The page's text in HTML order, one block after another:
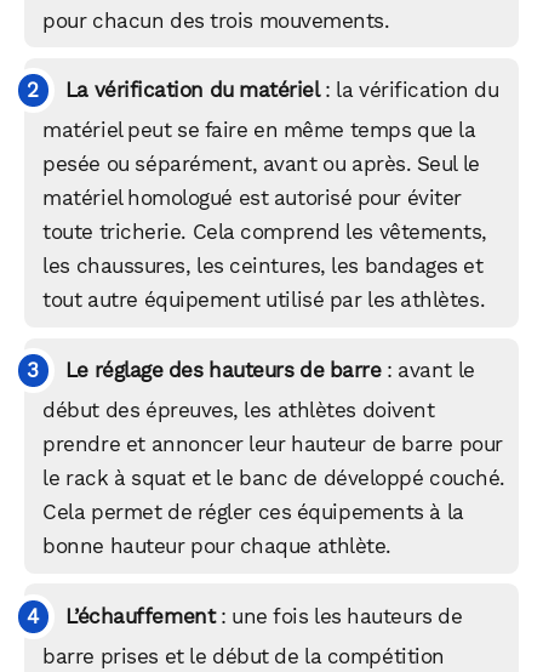
pour chacun des trois mouvements.
La vérification du matériel: la vérification du
matériel peut se faire en même temps que la
pesée ou séparément, avant ou après. Seul le
matériel homologué est autorisé pour éviter
toute tricherie. Cela comprend les vêtements,
les chaussures, les ceintures, les bandages et
tout autre équipement utilisé par les athlètes.
Le réglage des hauteurs de barre: avant le
début des épreuves, les athlètes doivent
prendre et annoncer leur hauteur de barre pour
le rack à squat et le banc de développé couché.
Cela permet de régler ces équipements à la
bonne hauteur pour chaque athlète.
L’échauffement: une fois les hauteurs de
barre prises et le début de la compétition